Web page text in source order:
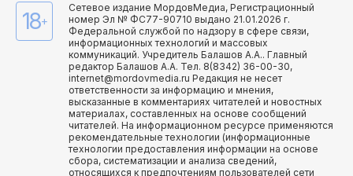
18+
Сетевое издание МордовМедиа, Регистрационный
номер Эл № ФС77-90710 выдано 21.01.2026 г.
Федеральной службой по надзору в сфере связи,
информационных технологий и массовых
коммуникаций. Учредитель Балашов А.А.. Главный
редактор Балашов А.А. Тел. 8(8342) 36-00-30,
internet@mordovmedia.ru Редакция не несет
ответственности за информацию и мнения,
высказанные в комментариях читателей и новостных
материалах, составленных на основе сообщений
читателей. На информационном ресурсе применяются
рекомендательные технологии (информационные
технологии предоставления информации на основе
сбора, систематизации и анализа сведений,
относящихся к предпочтениям пользователей сети